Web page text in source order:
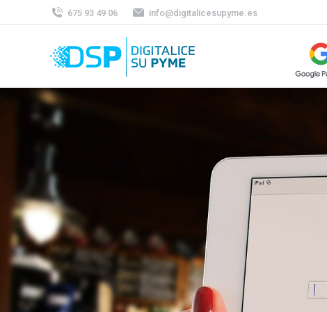
675 93 49 06 info@digitalicesupyme.es